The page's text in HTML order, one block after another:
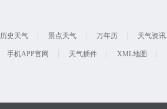
历史天气 景点天气 万年历 天气资讯
手机APP官网 天气插件 XML地图